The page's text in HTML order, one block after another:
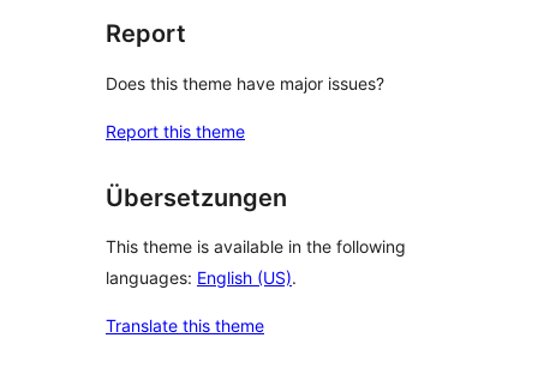
Report
Does this theme have major issues?
Report this theme
Übersetzungen
This theme is available in the following
languages: English (US).
Translate this theme